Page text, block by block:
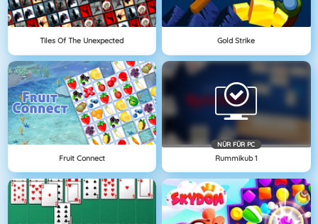
Tiles Of The Unexpected Gold Strike
Fruit Connect
NÜR FÜR PC
Rummikub 1